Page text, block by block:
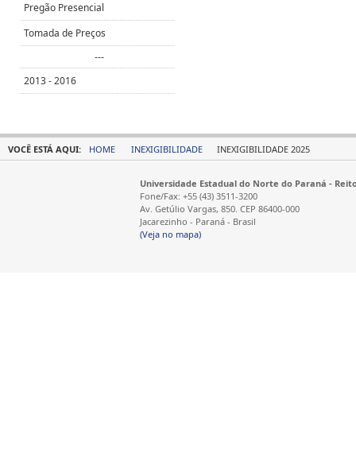
Pregão Presencial
Tomada de Preços
---
2013 - 2016
VOCÊ ESTÁ AQUI: HOME INEXIGIBILIDADE INEXIGIBILIDADE 2025
Universidade Estadual do Norte do Paraná -
Fone/Fax: +55 (43) 3511-3200
Av. Getúlio Vargas, 850. CEP 86400-000
Jacarezinho - Paraná - Brasil
(Veja no mapa)